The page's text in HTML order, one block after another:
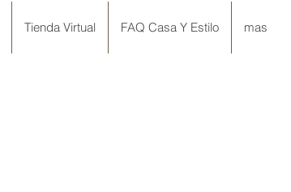
Tienda Virtual FAQ Casa Y Estilo mas